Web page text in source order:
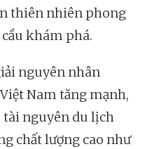
thiên nhiên phong
khám phá.
nguyên nhân
Nam tăng mạnh,
tài nguyên du lịch
chất lượng cao như